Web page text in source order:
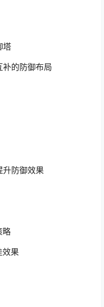
塔
的防御布局
升防御效果
略
效果